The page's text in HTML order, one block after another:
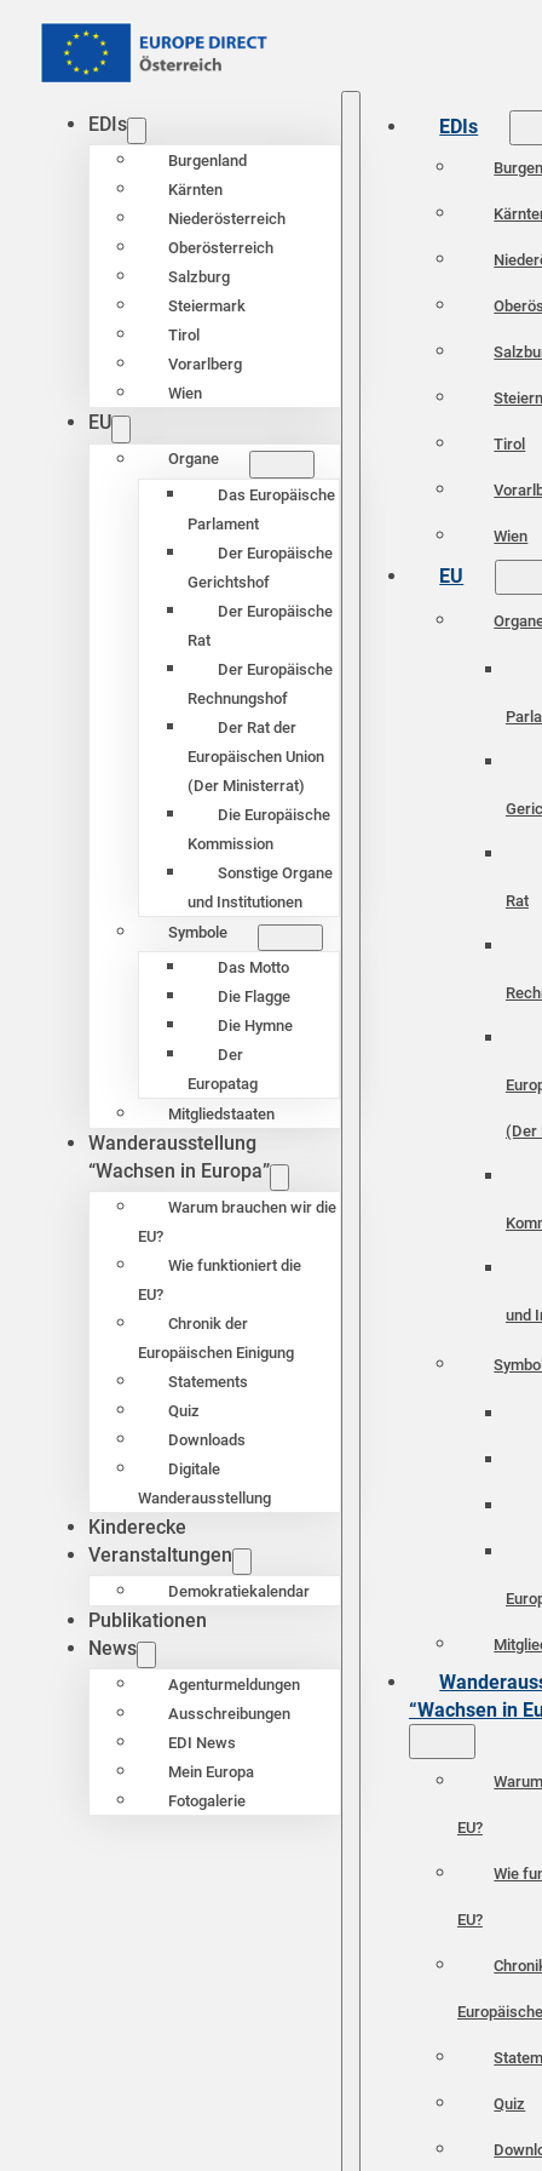
EDIs
Burgenland
Kärnten
Niederösterreich
Oberösterreich
Salzburg
Steiermark
Tirol
Vorarlberg
Wien
EU
Organe
Das Europäische
Parlament
Der Europäische
Gerichtshof
Der Europäische
Rat
Der Europäische
Rechnungshof
Der Rat der
Europäischen Union
(Der Ministerrat)
Die Europäische
Kommission
Sonstige Organe
und Institutionen
Symbole
Das Motto
Die Flagge
Die Hymne
Der
Europatag
Mitgliedstaaten
Wanderausstellung
“Wachsen in Europa”
Warum brauchen wir die
EU?
Wie funktioniert die
EU?
Chronik der
Europäischen Einigung
Statements
Quiz
Downloads
Digitale
Wanderausstellung
Kinderecke
Veranstaltungen
Demokratiekalendar
Publikationen
News
Agenturmeldungen
Ausschreibungen
EDI News
Mein Europa
Fotogalerie
EDIs
Tirol
Wien
EU
Rat
(Der
und
“Wachsen in
EU?
Wie
EU?
Quiz